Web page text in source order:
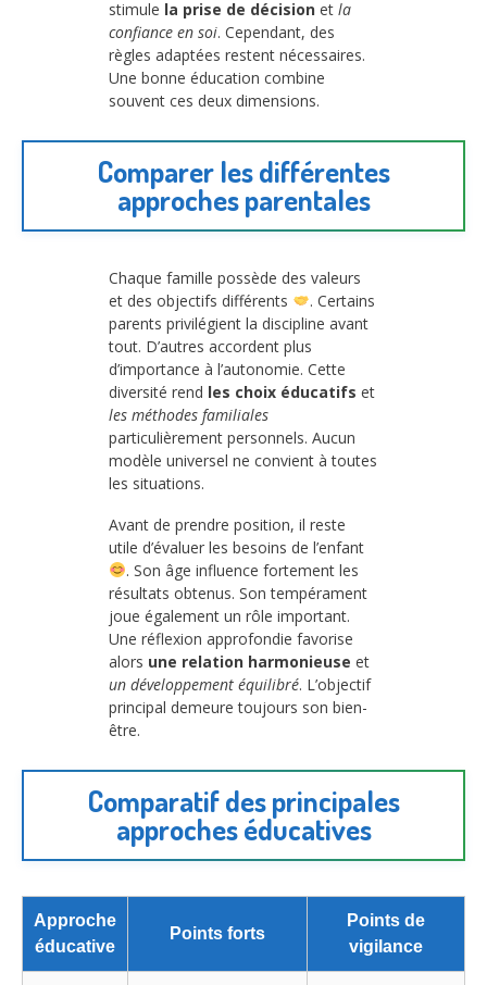
stimule la prise de décision et la
confiance en soi. Cependant, des
règles adaptées restent nécessaires.
Une bonne éducation combine
souvent ces deux dimensions.
Comparer les différentes
approches parentales
Chaque famille possède des valeurs
et des objectifs différents
. Certains
parents privilégient la discipline avant
tout. D’autres accordent plus
d’importance à l’autonomie. Cette
diversité rend les choix éducatifs et
les méthodes familiales
particulièrement personnels. Aucun
modèle universel ne convient à toutes
les situations.
Avant de prendre position, il reste
utile d’évaluer les besoins de l’enfant
. Son âge influence fortement les
résultats obtenus. Son tempérament
joue également un rôle important.
Une réflexion approfondie favorise
alors une relation harmonieuse et
un développement équilibré. L’objectif
principal demeure toujours son bien-
être.
Comparatif des principales
approches éducatives
Approche
éducative
Points forts
Points de
vigilance